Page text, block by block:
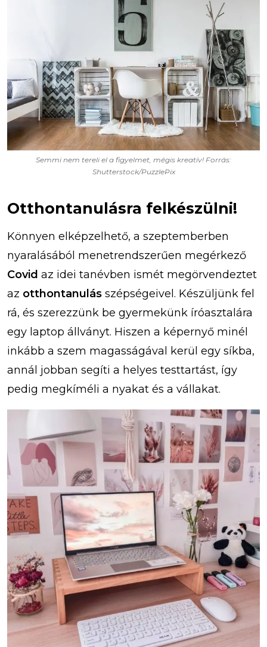
Semmi nem tereli el a figyelmet, mégis kreatív! Forrás:
Shutterstock/PuzzlePix
Otthontanulásra felkészülni!
Könnyen elképzelhető, a szeptemberben
nyaralásából menetrendszerűen megérkező
Covid az idei tanévben ismét megörvendeztet
az otthontanulás szépségeivel. Készüljünk fel
rá, és szerezzünk be gyermekünk íróasztalára
egy laptop állványt. Hiszen a képernyő minél
inkább a szem magasságával kerül egy síkba,
annál jobban segíti a helyes testtartást, így
pedig megkíméli a nyakat és a vállakat.